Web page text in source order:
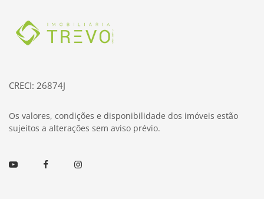
Página inicial
CRECI: 26874J
Os valores, condições e disponibilidade dos imóveis estão
sujeitos a alterações sem aviso prévio.
Youtube FacebookInstagram